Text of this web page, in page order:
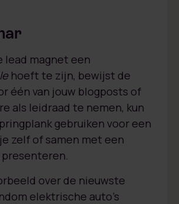
lead magnet een
hoeft te zijn, bewijst de
één van jouw blogposts of
als leidraad te nemen, kun
gebruiken voor een
zelf of samen met een
over de nieuwste
elektrische auto’s